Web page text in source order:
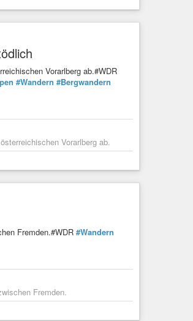
Vorarlberg ab.#WDR
#Wandern #Bergwandern
Vorarlberg ab.
Fremden.#WDR #Wandern
Fremden.